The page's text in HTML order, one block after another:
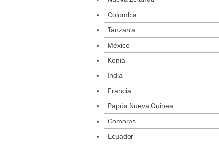
Colombia
Tanzania
México
Kenia
India
Francia
Papúa Nueva Guinea
Comoras
Ecuador